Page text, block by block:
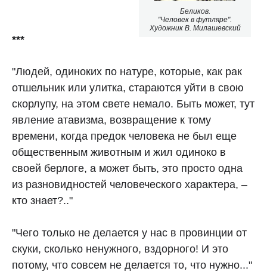
Беликов.
"Человек в футляре".
Художник В. Милашевский
***
"Людей, одиноких по натуре, которые, как рак
отшельник или улитка, стараются уйти в свою
скорлупу, на этом свете немало. Быть может, тут
явление атавизма, возвращение к тому
времени, когда предок человека не был еще
общественным животным и жил одиноко в
своей берлоге, а может быть, это просто одна
из разновидностей человеческого характера, –
кто знает?.."
"Чего только не делается у нас в провинции от
скуки, сколько ненужного, вздорного! И это
потому, что совсем не делается то, что нужно..."